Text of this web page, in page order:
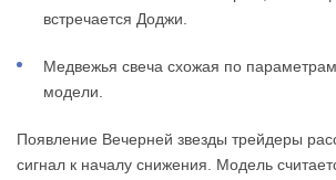
встречается Доджи.
Медвежья свеча схожая по
модели.
Появление Вечерней звезды трейдеры
сигнал к началу снижения. Модель